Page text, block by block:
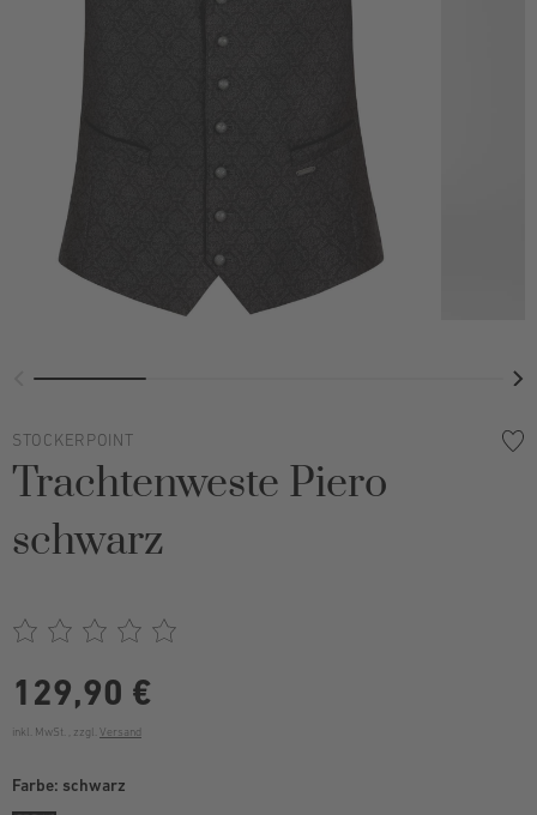
STOCKERPOINT
Trachtenweste Piero
schwarz
129,90 €
inkl. MwSt. , zzgl. Versand
Farbe: schwarz